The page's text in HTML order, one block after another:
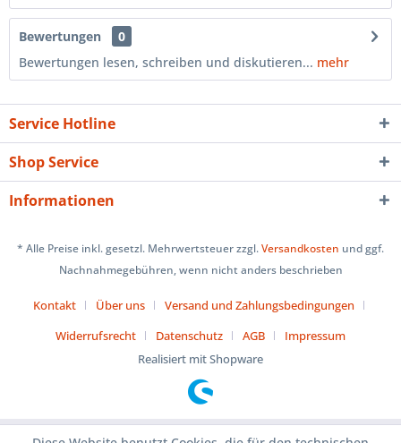
Bewertungen
0
Bewertungen lesen, schreiben und diskutieren... mehr
Service Hotline
Shop Service
Informationen
* Alle Preise inkl. gesetzl. Mehrwertsteuer zzgl.Versandkosten und ggf.
Nachnahmegebühren, wenn nicht anders beschrieben
Kontakt Über uns
Versand und Zahlungsbedingungen
Widerrufsrecht
Datenschutz AGB
Impressum
Realisiert mit Shopware